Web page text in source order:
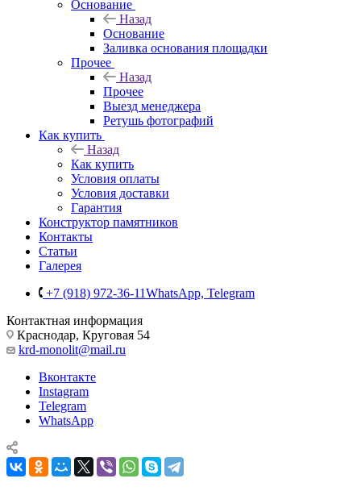
Основание
Назад
Основание
Заливка основания площадки
Прочее
Назад
Прочее
Выезд менеджера
Ретушь фотографий
Как купить
Назад
Как купить
Условия оплаты
Условия доставки
Гарантия
Конструктор памятников
Контакты
Статьи
Галерея
+7 (918) 972-36-11WhatsApp, Telegram
Контактная информация
Краснодар, Круговая 54
krd-monolit@mail.ru
Вконтакте
Instagram
Telegram
WhatsApp